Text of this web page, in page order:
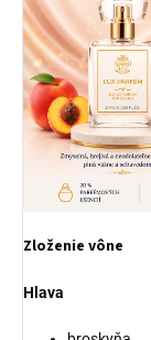
Zloženie vône
Hlava